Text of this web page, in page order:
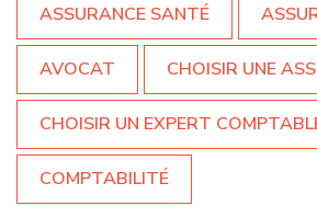
ASSURANCE SANTÉ
AVOCAT CHOISIR UNE
CHOISIR UN EXPERT
COMPTABILITÉ